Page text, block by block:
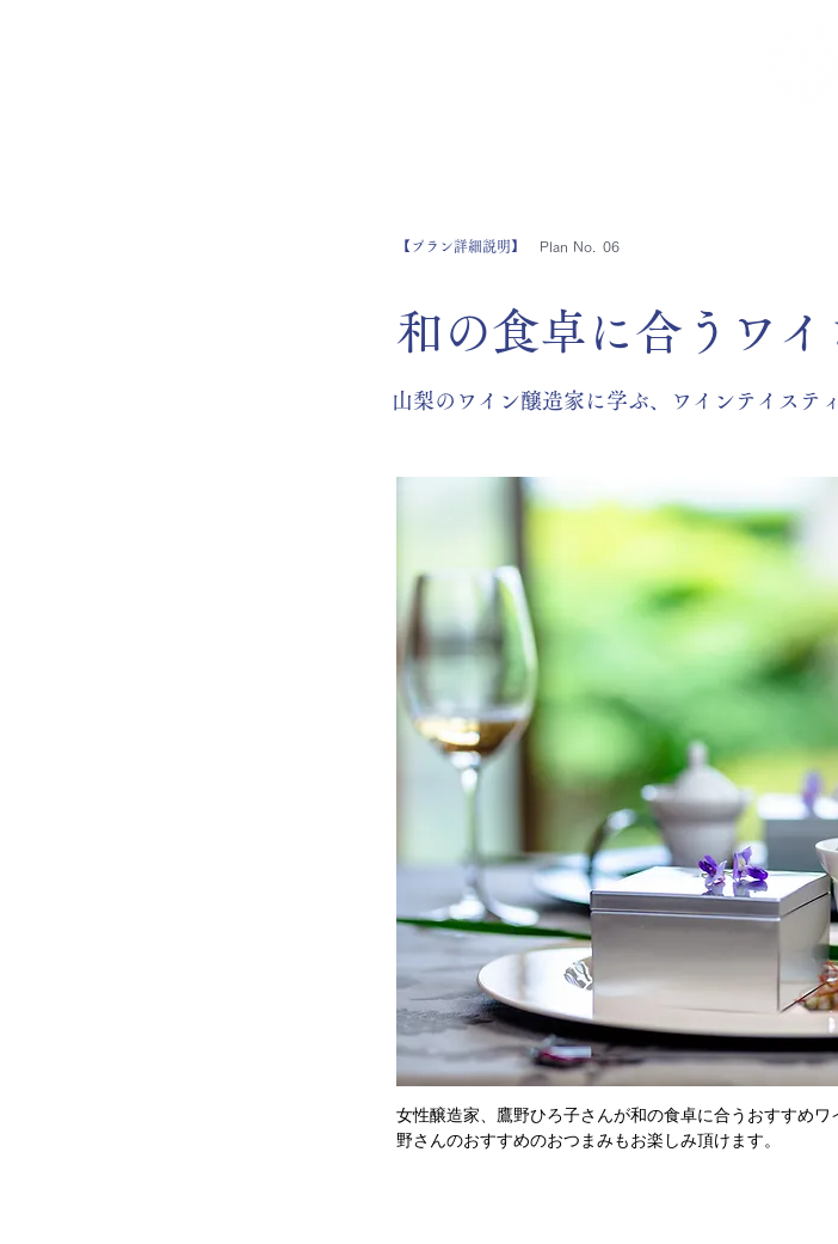
​【プラン詳細説明】 Plan No. 06
和の食卓に合うワ
山梨のワイン醸造家に学ぶ、ワインテイステ
女性醸造家、鷹野ひろ子さんが和の食卓に合うおすすめ
野さんのおすすめのおつまみもお楽しみ頂けます。